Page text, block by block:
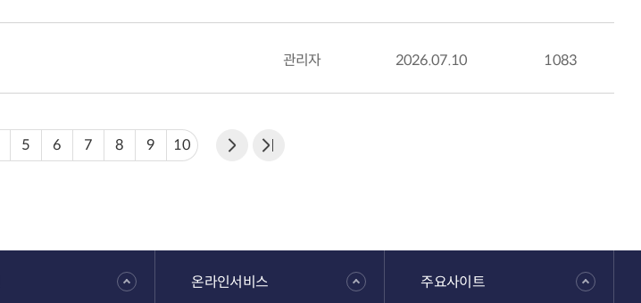
관리자 2026.07.10 1083
5 6 7 8 9 10
온라인서비스 주요사이트